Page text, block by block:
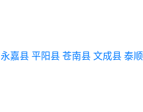
永嘉县 平阳县 苍南县 文成县 泰顺